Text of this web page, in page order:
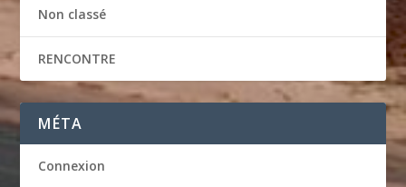
Non classé
RENCONTRE
MÉTA
Connexion